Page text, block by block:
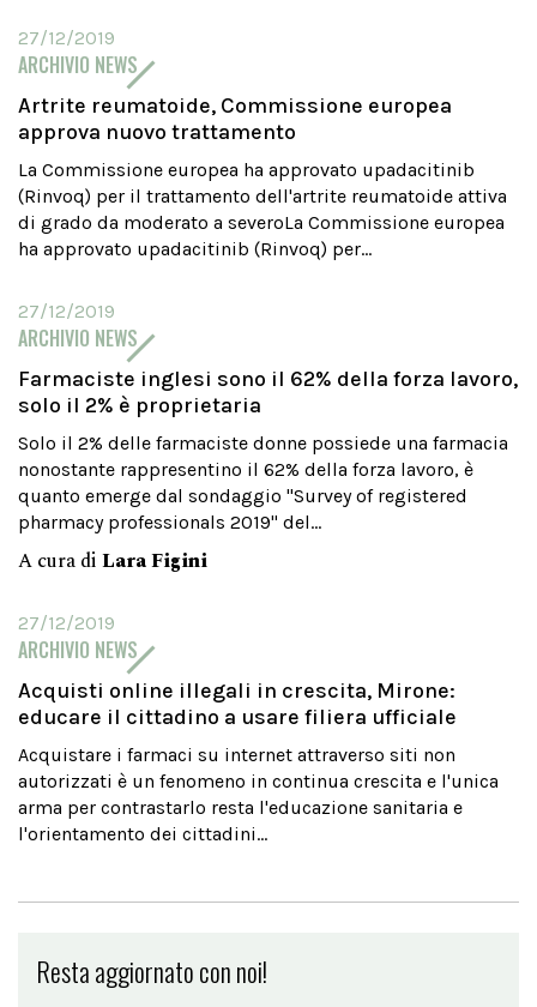
27/12/2019
ARCHIVIO NEWS
Artrite reumatoide, Commissione europea
approva nuovo trattamento
La Commissione europea ha approvato upadacitinib
(Rinvoq) per il trattamento dell'artrite reumatoide attiva
di grado da moderato a severoLa Commissione europea
ha approvato upadacitinib (Rinvoq) per...
27/12/2019
ARCHIVIO NEWS
Farmaciste inglesi sono il 62% della forza lavoro,
solo il 2% è proprietaria
Solo il 2% delle farmaciste donne possiede una farmacia
nonostante rappresentino il 62% della forza lavoro, è
quanto emerge dal sondaggio "Survey of registered
pharmacy professionals 2019" del...
A cura di Lara Figini
27/12/2019
ARCHIVIO NEWS
Acquisti online illegali in crescita, Mirone:
educare il cittadino a usare filiera ufficiale
Acquistare i farmaci su internet attraverso siti non
autorizzati è un fenomeno in continua crescita e l'unica
arma per contrastarlo resta l'educazione sanitaria e
l'orientamento dei cittadini...
Resta aggiornato con noi!